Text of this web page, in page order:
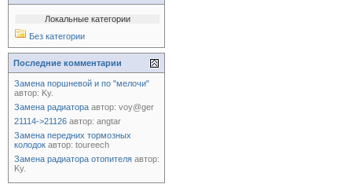
Локальные категории
Без категории
Последние комментарии
Замена поршневой и по "мелочи"
автор: Ky.
Замена радиатора автор: voy@ger
21114->21126 автор: angtar
Замена передних тормозных
колодок автор: toureech
Замена радиатора отопителя автор:
Ky.